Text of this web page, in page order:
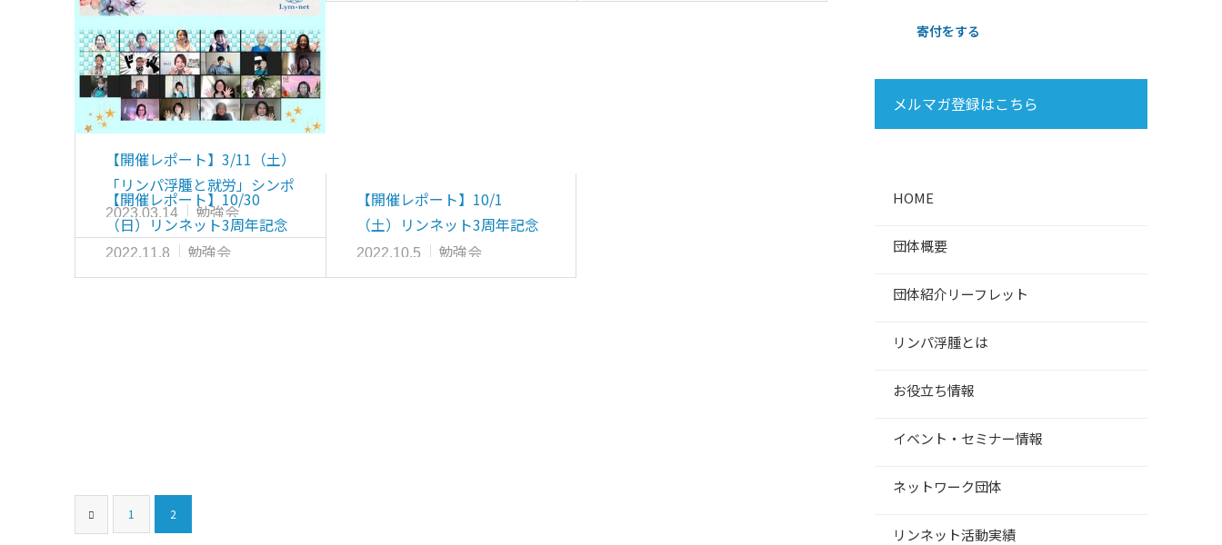
【開催レポート】3/11（土）
「リンパ浮腫と就労」シンポ
ジウム 開催…
2023.03.14 勉強会
【開催レポート】10/30
（日）リンネット3周年記念
特別企画 第1弾…
2022.11.8 勉強会
【開催レポート】10/1
（土）リンネット3周年記念
特別企画 第1弾「…
2022.10.5 勉強会
1 2
寄付をする
メルマガ登録はこちら
HOME
団体概要
団体紹介リーフレット
リンパ浮腫とは
お役立ち情報
イベント・セミナー情報
ネットワーク団体
リンネット活動実績